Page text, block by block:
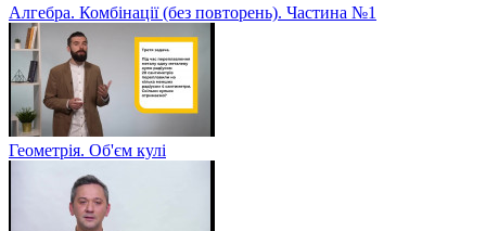
Алгебра. Комбінації (без повторень). Частина №1
Геометрія. Об'єм кулі